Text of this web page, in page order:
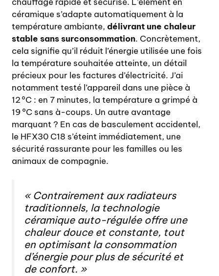
céramique s’adapte automatiquement à la
température ambiante, délivrant une chaleur
stable sans surconsommation. Concrètement,
cela signifie qu’il réduit l’énergie utilisée une fois
la température souhaitée atteinte, un détail
précieux pour les factures d’électricité. J’ai
notamment testé l’appareil dans une pièce à
12 °C : en 7 minutes, la température a grimpé à
19 °C sans à-coups. Un autre avantage
marquant ? En cas de basculement accidentel,
le HFX30 C18 s’éteint immédiatement, une
sécurité rassurante pour les familles ou les
animaux de compagnie.
« Contrairement aux radiateurs
traditionnels, la technologie
céramique auto-régulée offre une
chaleur douce et constante, tout
en optimisant la consommation
d’énergie pour plus de sécurité et
de confort. »